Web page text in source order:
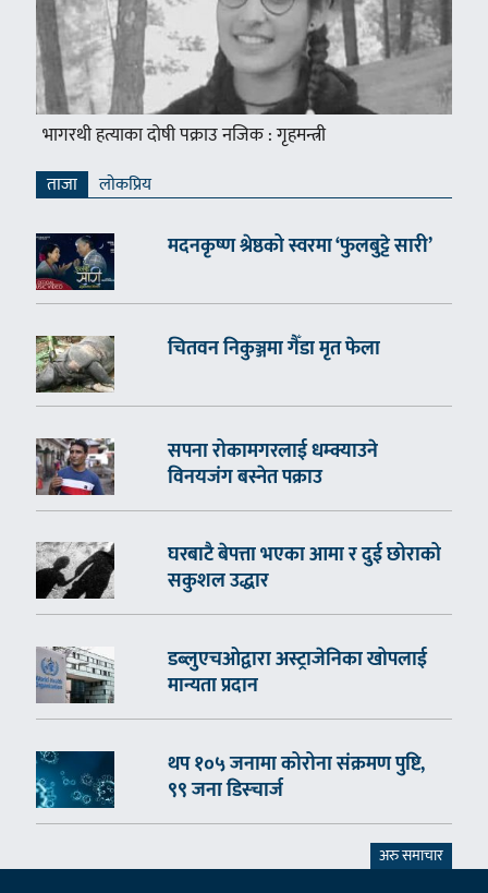
भागरथी हत्याका दोषी पक्राउ नजिक : गृहमन्त्री
ताजा लाेकप्रिय
मदनकृष्ण श्रेष्ठको स्वरमा ‘फुलबुट्टे सारी’
चितवन निकुञ्जमा गैँडा मृत फेला
सपना रोकामगरलाई धम्क्याउने
विनयजंग बस्नेत पक्राउ
घरबाटै बेपत्ता भएका आमा र दुई छोराको
सकुशल उद्धार
डब्लुएचओद्वारा अस्ट्राजेनिका खोपलाई
मान्यता प्रदान
थप १०५ जनामा कोरोना संक्रमण पुष्टि,
९९ जना डिस्चार्ज
अरु समाचार